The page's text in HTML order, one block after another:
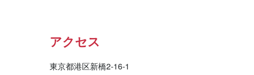
アクセス
東京都港区新橋2-16-1